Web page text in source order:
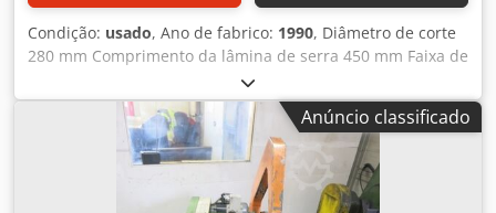
Condição: usado, Ano de fabrico: 1990, Diâmetro de corte
280 mm Comprimento da lâmina de serra 450 mm Faixa de
corte a 90 graus: quadrado 240 x 240 mm Faixa de corte a
90 graus: plano 280 x 160 mm Alcance de corte a 45 graus:
redondo 180 mm Dimensões da lâmina de serra 450 x 40 x
2,0 mm Potência do motor 2,6 kW Altura do suporte do
material 500 mm Peso da máquina aprox. 495 kg
Dimensões L-W-H 1500 x 600 x 1340 mm Equipamento: -
Anúncio classificado